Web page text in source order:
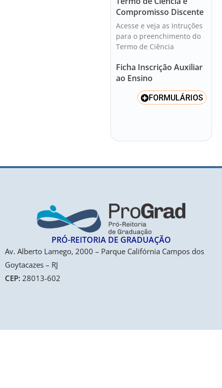
Compromisso Discente
Acesse e veja as Intruções
para o preenchimento do
Termo de Ciência
Ficha Inscrição Auxiliar
ao Ensino
FORMULÁRIOS
PRÓ-REITORIA DE GRADUAÇÃO​
Av. Alberto Lamego, 2000 – Parque Califórnia Campos dos
Goytacazes – RJ
CEP: 28013-602